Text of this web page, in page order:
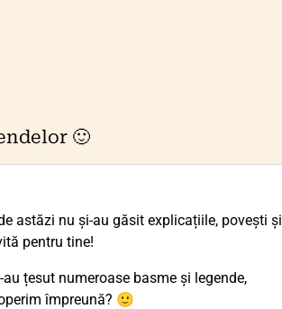
🙂
astăzi nu și-au găsit explicațiile, povești și
pentru tine!
țesut numeroase basme și legende,
împreună? 🙂